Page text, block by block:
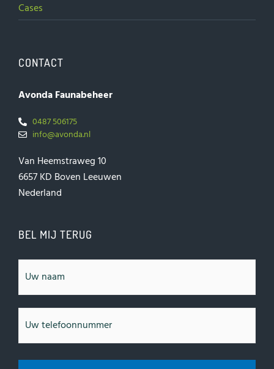
Cases
CONTACT
Avonda Faunabeheer
0487 506175
info@avonda.nl
Van Heemstraweg 10
6657 KD Boven Leeuwen
Nederland
BEL MIJ TERUG